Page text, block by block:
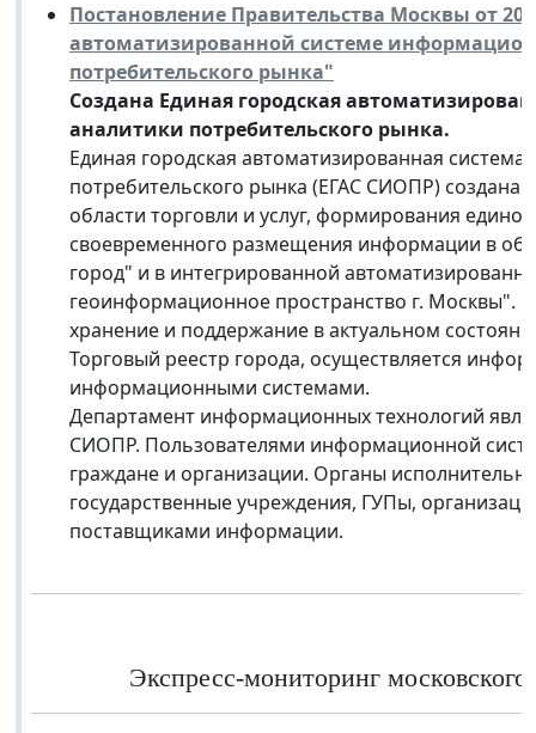
Постановление Правительства Москвы от 20
автоматизированной системе
потребительского рынка"
Создана Единая городская
аналитики потребительского рынка.
Единая городская автоматизированная
потребительского рынка (ЕГАС СИОПР)
области торговли и услуг, формирования
своевременного размещения информации в
город" и в интегрированной
геоинформационное пространство г. Москвы".
хранение и поддержание в актуальном
Торговый реестр города, осуществляется
информационными системами.
Департамент информационных технологий
СИОПР. Пользователями информационной
граждане и организации. Органы
государственные учреждения, ГУПы,
поставщиками информации.
Экспресс-мониторинг московского